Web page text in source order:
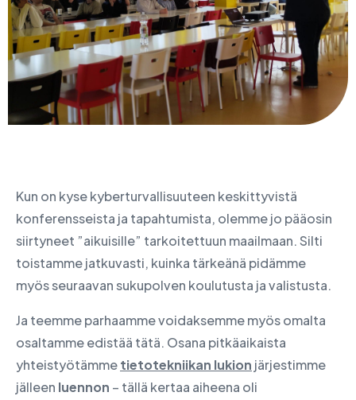
Kun on kyse kyberturvallisuuteen keskittyvistä
konferensseista ja tapahtumista, olemme jo pääosin
siirtyneet ”aikuisille” tarkoitettuun maailmaan. Silti
toistamme jatkuvasti, kuinka tärkeänä pidämme
myös seuraavan sukupolven koulutusta ja valistusta.
Ja teemme parhaamme voidaksemme myös omalta
osaltamme edistää tätä. Osana pitkäaikaista
yhteistyötämmetietotekniikan lukion järjestimme
jälleen luennon – tällä kertaa aiheena oli